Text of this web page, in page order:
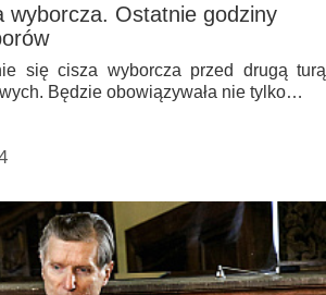
wyborcza. Ostatnie godziny
się cisza wyborcza przed drugą turą
Będzie obowiązywała nie tylko…